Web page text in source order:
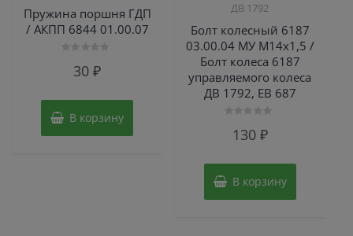
Пружина поршня ГДП
/ АКПП 6844 01.00.07
30₽
В корзину
ДВ 1792
Болт колесный 6187
03.00.04 МУ М14х1,5 /
Болт колеса 6187
управляемого колеса
ДВ 1792, ЕВ 687
130 ₽
В корзину